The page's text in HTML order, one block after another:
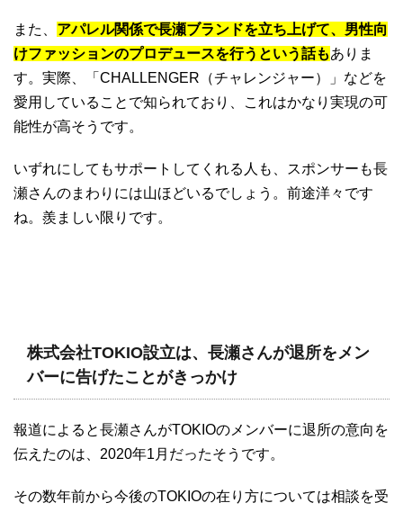
また、 アパレル関係で長瀬ブランドを立ち上げて、男性向
けファッションのプロデュースを行うという話もありま
す。実際、「CHALLENGER（チャレンジャー）」などを
愛用していることで知られており、これはかなり実現の可
能性が高そうです。
いずれにしてもサポートしてくれる人も、スポンサーも長
瀬さんのまわりには山ほどいるでしょう。前途洋々です
ね。羨ましい限りです。
株式会社TOKIO設立は、長瀬さんが退所をメン
バーに告げたことがきっかけ
報道によると長瀬さんがTOKIOのメンバーに退所の意向を
伝えたのは、2020年1月だったそうです。
その数年前から今後のTOKIOの在り方については相談を受